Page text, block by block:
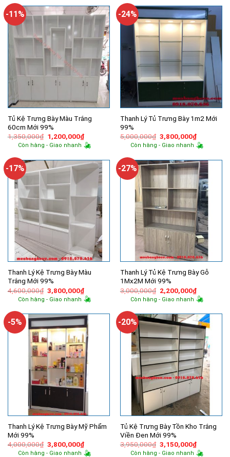
4,800,000₫.
-11%
Tủ Kệ Trưng Bày Màu Trắng
60cm Mới 99%
1,350,000₫ Giá
gốc
là:
1,200,000₫Giá
hiện
tại
1,200,000₫.
Còn hàng - Giao nhanh
-24%
Thanh Lý Tủ Trưng Bày 1m2 Mới
99%
5,000,000₫ Giá
gốc
là:
3,800,000₫Giá
hiện
tại
Còn hàng - Giao nhanh
-17%
Thanh Lý Kệ Trưng Bày Màu
Trắng Mới 99%
4,600,000₫ Giá
gốc
là:
3,800,000₫Giá
hiện
tại
3,800,000₫.
Còn hàng - Giao nhanh
-27%
Thanh Lý Tủ Kệ Trưng Bày Gỗ
1Mx2M Mới 99%
3,000,000₫ Giá
gốc
là:
2,200,000₫Giá
hiện
tại
Còn hàng - Giao nhanh
-5%
Thanh Lý Kệ Trưng Bày Mỹ Phẩm
Mới 99%
4,000,000₫ Giá
gốc
3,800,000₫Giá
hiện
Còn hàng - Giao nhanh
-20%
Tủ Kệ Trưng Bày Tồn Kho Trắng
Viền Đen Mới 99%
3,950,000₫ Giá
gốc
3,150,000₫Giá
hiện
Còn hàng - Giao nhanh